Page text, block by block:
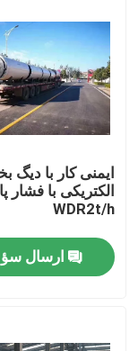
صفحه اصلی
محصولات
فیلم های
درباره ما
تور کارخانه
ایمنی کار با دیگ
الکتریکی با فشار
WDR2t/h
ارسال